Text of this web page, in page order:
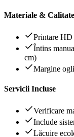
Materiale & Calitate
Printare HD
Întins
cm)
Margine
Servicii Incluse
Verificare
Include
Lăcuire